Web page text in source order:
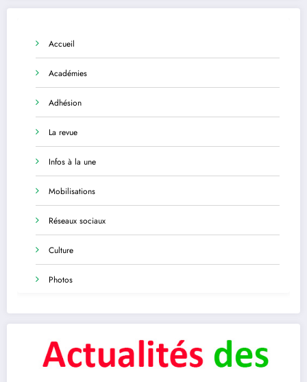
Accueil
Académies
Adhésion
La revue
Infos à la une
Mobilisations
Réseaux sociaux
Culture
Photos